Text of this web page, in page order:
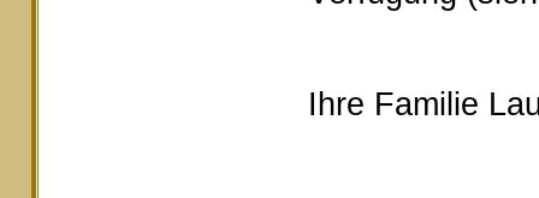
Ihre Familie